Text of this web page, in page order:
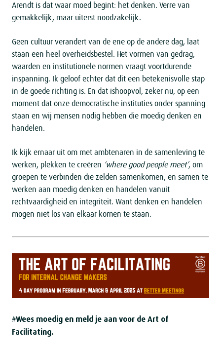
Arendt is dat waar moed begint: het denken. Verre van
gemakkelijk, maar uiterst noodzakelijk.
Geen cultuur verandert van de ene op de andere dag, laat
staan een heel overheidsbestel. Het vormen van gedrag,
waarden en institutionele normen vraagt voortdurende
inspanning. Ik geloof echter dat dit een betekenisvolle stap
in de goede richting is. En dat ishoopvol, zeker nu, op een
moment dat onze democratische instituties onder spanning
staan en wij mensen nodig hebben die moedig denken en
handelen.
Ik kijk ernaar uit om met ambtenaren in de samenleving te
werken, plekken te creëren ‘where good people meet’, om
groepen te verbinden die zelden samenkomen, en samen te
werken aan moedig denken en handelen vanuit
rechtvaardigheid en integriteit. Want denken en handelen
mogen niet los van elkaar komen te staan.
#Wees moedig en meld je aan voor de Art of
Facilitating.